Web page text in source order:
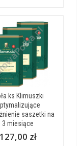
ks Klimuszki
saszetki na
3 miesiące
127,00 zł